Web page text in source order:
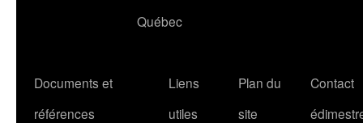
Québec
Documents et
références
Liens
utiles
Plan du
site
Contact